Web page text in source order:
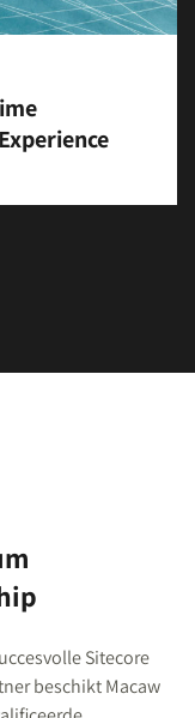
Sitecore
beschikt Macaw